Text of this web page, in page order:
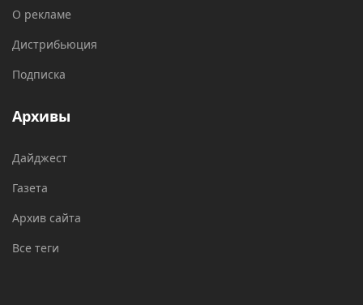
О рекламе
Дистрибьюция
Подписка
Архивы
Дайджест
Газета
Архив сайта
Все теги